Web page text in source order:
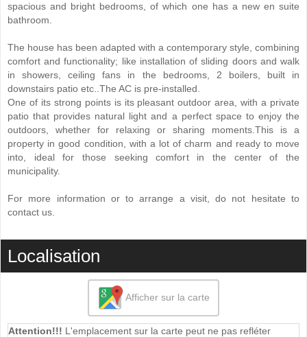
spacious and bright bedrooms, of which one has a new en suite
bathroom.
The house has been adapted with a contemporary style, combining
comfort and functionality; like installation of sliding doors and walk
in showers, ceiling fans in the bedrooms, 2 boilers, built in
downstairs patio etc..The AC is pre-installed.
One of its strong points is its pleasant outdoor area, with a private
patio that provides natural light and a perfect space to enjoy the
outdoors, whether for relaxing or sharing moments.This is a
property in good condition, with a lot of charm ‌and ‌ready ‌to ‌move
‌into, ideal for those seeking ‌comfort in the center ‌of ‌the
municipality.
For more ‌information ‌or ‌to ‌arrange a visit, ‌do ‌not ‌hesitate ‌to
‌contact ‌us.
Localisation
Afficher sur la carte
Attention!!! L'emplacement sur la carte peut ne pas refléter